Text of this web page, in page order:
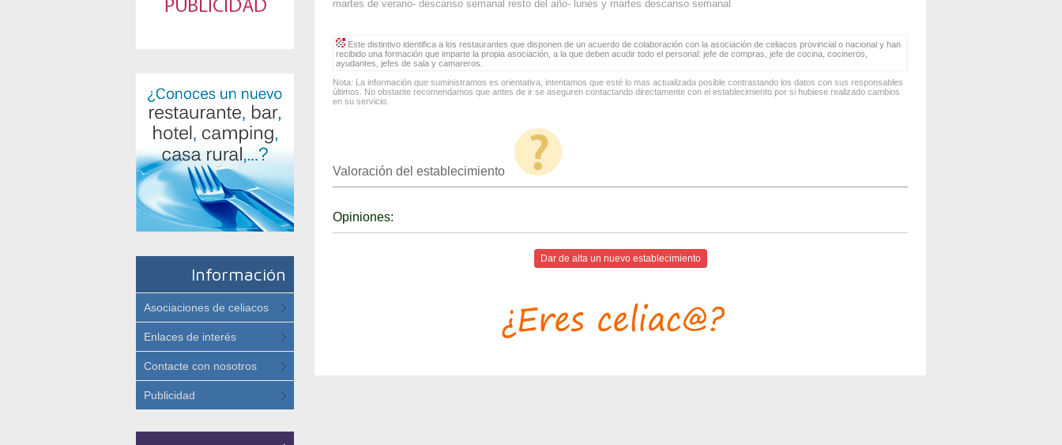
Información
Asociaciones de celiacos
Enlaces de interés
Contacte con nosotros
Publicidad
martes de verano- descanso semanal resto del año- lunes y martes descanso semanal
Este distintivo identifica a los restaurantes que disponen de un acuerdo de colaboración con la asociación de celiacos provincial o nacional y han
recibido una formación que imparte la propia asociación, a la que deben acudir todo el personal: jefe de compras, jefe de cocina, cocineros,
ayudantes, jefes de sala y camareros.
Nota: La información que suministramos es orientativa, intentamos que esté lo mas actualizada posible contrastando los datos con sus responsables
últimos. No obstante recomendamos que antes de ir se aseguren contactando directamente con el establecimiento por si hubiese realizado cambios
en su servicio.
Valoración del establecimiento
Opiniones:
Dar de alta un nuevo establecimiento